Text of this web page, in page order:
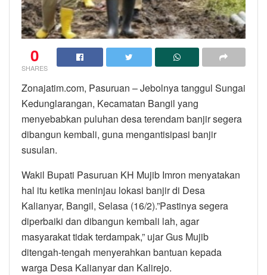
0
SHARES
Zonajatim.com, Pasuruan – Jebolnya tanggul Sungai
Kedunglarangan, Kecamatan Bangil yang
menyebabkan puluhan desa terendam banjir segera
dibangun kembali, guna mengantisipasi banjir
susulan.
Wakil Bupati Pasuruan KH Mujib Imron menyatakan
hal itu ketika meninjau lokasi banjir di Desa
Kalianyar, Bangil, Selasa (16/2).”Pastinya segera
diperbaiki dan dibangun kembali lah, agar
masyarakat tidak terdampak,” ujar Gus Mujib
ditengah-tengah menyerahkan bantuan kepada
warga Desa Kalianyar dan Kalirejo.